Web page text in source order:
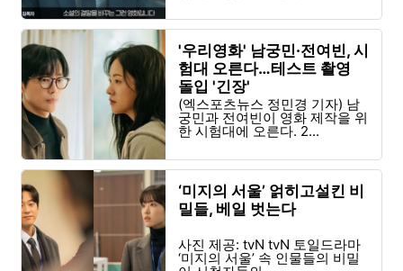
'우리영화' 남궁민·전여빈, 시
험대 오른다…테스트 촬영
돌입 '긴장'
(엑스포츠뉴스 정민경 기자) 남
궁민과 전여빈이 영화 제작을 위
한 시험대에 오른다. 2...
‘미지의 서울’ 얽히고설킨 비
밀들, 베일 벗는다
사진 제공: tvN tvN 토일드라마
‘미지의 서울’ 속 인물들의 비밀